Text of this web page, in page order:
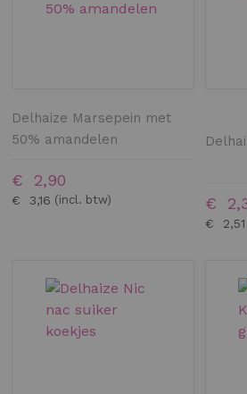
Delhaize Marsepein met
50% amandelen
€ 3,16
€ 2,90
€ 2,51
€